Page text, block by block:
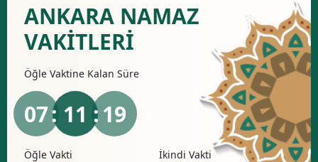
Antalya
Artvin
Aydın
Balıkesir
Bilecik
ANKARA NAMAZ
VAKİTLERİ
Öğle Vaktine Kalan Süre
07: 11 :19
Öğle Vakti İkindi Vakti